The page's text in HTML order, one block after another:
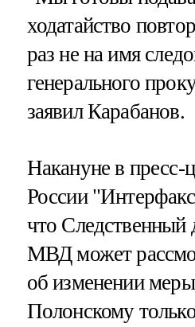
ходатайство
раз не на имя
генерального
заявил Карабанов.
Накануне в
России
что Следственный
МВД может
об изменении
Полонскому